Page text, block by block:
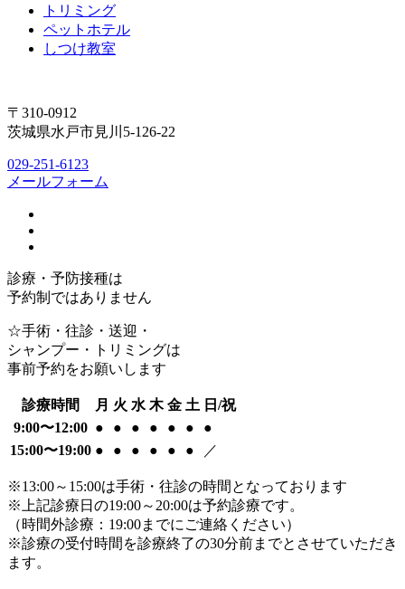
トリミング
ペットホテル
しつけ教室
〒310-0912
茨城県水戸市見川5-126-22
029-251-6123
メールフォーム
診療・予防接種は
予約制ではありません
☆手術・往診・送迎・
シャンプー・トリミングは
事前予約をお願いします
診療時間 月 火 水 木 金 土 日/祝
9:00〜12:00 ● ● ● ● ● ●
●
15:00〜19:00 ● ● ● ● ● ● ／
※13:00～15:00は手術・往診の時間となっております
※上記診療日の19:00～20:00は予約診療です。
（時間外診療：19:00までにご連絡ください）
※診療の受付時間を診療終了の30分前までとさせていただき
ます。